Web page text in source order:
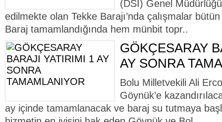
(DSİ) Genel
edilmekte olan Tekke Barajı’nda çalışmalar
Baraj tamamlandığında hem münbit topr..
GÖKÇESARAY
AY SONRA
Bolu Milletvekili Ali
Göynük’e
ay içinde tamamlanacak ve baraj su tutmaya